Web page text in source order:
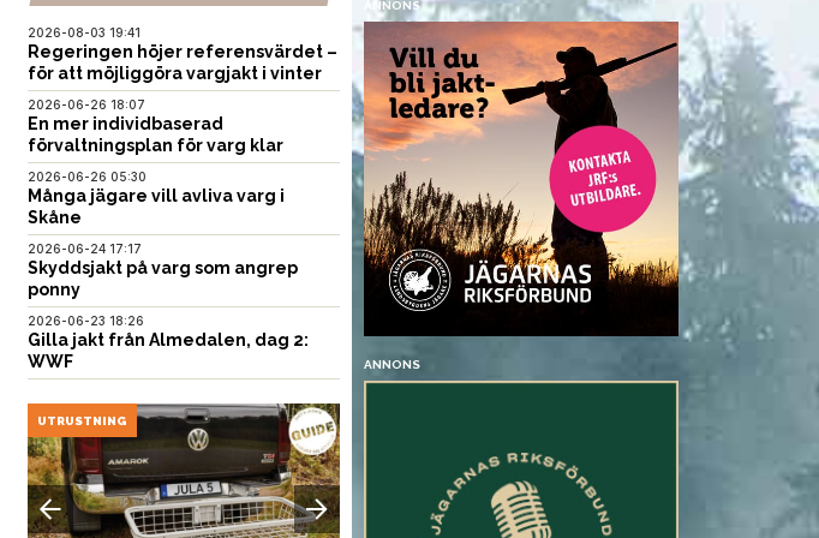
2026-08-03 19:41
Regeringen höjer referensvärdet –
för att möjliggöra vargjakt i vinter
2026-06-26 18:07
En mer individbaserad
förvaltningsplan för varg klar
2026-06-26 05:30
Många jägare vill avliva varg i
Skåne
2026-06-24 17:17
Skyddsjakt på varg som angrep
ponny
2026-06-23 18:26
Gilla jakt från Almedalen, dag 2:
WWF
UTRUSTNING
ANNONS
ANNONS